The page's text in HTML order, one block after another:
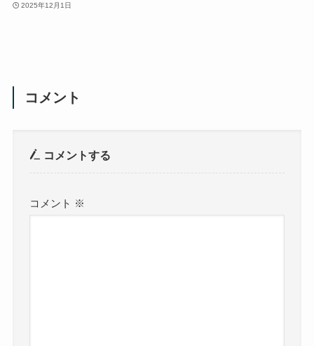
2025年12月1日
コメント
コメントする
コメント ※